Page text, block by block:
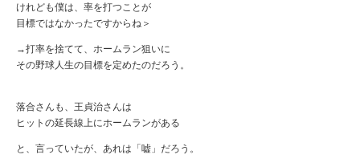
けれども僕は、率を打つことが
目標ではなかったですからね＞
→打率を捨てて、ホームラン狙いに
その野球人生の目標を定めたのだろう。
落合さんも、王貞治さんは
ヒットの延長線上にホームランがある
と、言っていたが、あれは「嘘」だろう。